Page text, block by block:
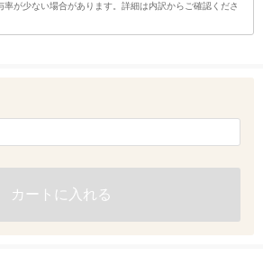
が少ない場合があります。詳細は内訳からご確認くださ
カートに入れる